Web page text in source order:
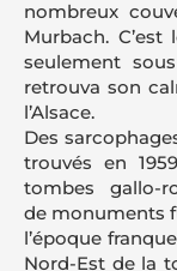
nombreux
Murbach.
seulement
retrouva son
l’Alsace.
Des
trouvés en
tombes gallo-
de monuments
l’époque
Nord-Est de la